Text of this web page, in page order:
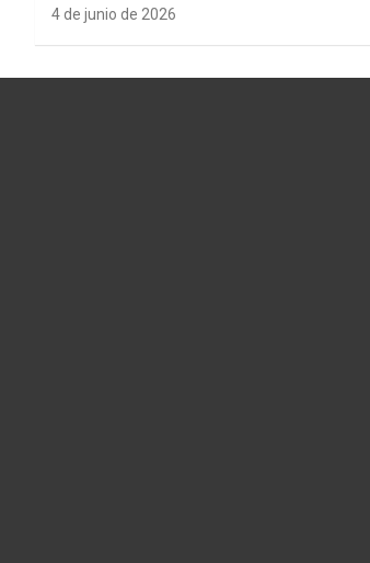
4 de junio de 2026